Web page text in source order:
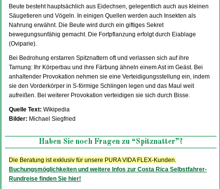
Beute besteht hauptsächlich aus Eidechsen, gelegentlich auch aus kleinen
Säugetieren und Vögeln. In einigen Quellen werden auch Insekten als
Nahrung erwähnt. Die Beute wird durch ein giftiges Sekret
bewegungsunfähig gemacht. Die Fortpflanzung erfolgt durch Eiablage
(Oviparie).
Bei Bedrohung erstarren Spitznattern oft und verlassen sich auf ihre
Tarnung: Ihr Körperbau und ihre Färbung ähneln einem Ast im Geäst. Bei
anhaltender Provokation nehmen sie eine Verteidigungsstellung ein, indem
sie den Vorderkörper in S-förmige Schlingen legen und das Maul weit
aufreißen. Bei weiterer Provokation verteidigen sie sich durch Bisse.
Quelle Text: Wikipedia
Bilder: Michael Siegfried
Haben Sie noch Fragen zu “Spitznatter”?
Die Beratung ist exklusiv für unsere PURA VIDA FLEX-Kunden.
Buchungsmöglichkeiten und weitere Infos zur Costa Rica Selbstfahrer-
Rundreise finden Sie hier!